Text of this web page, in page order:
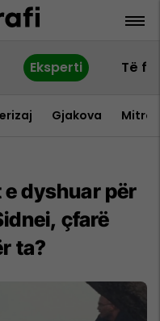
Eksperti Të
Gjakova
dyshuar për
çfarë
ta?